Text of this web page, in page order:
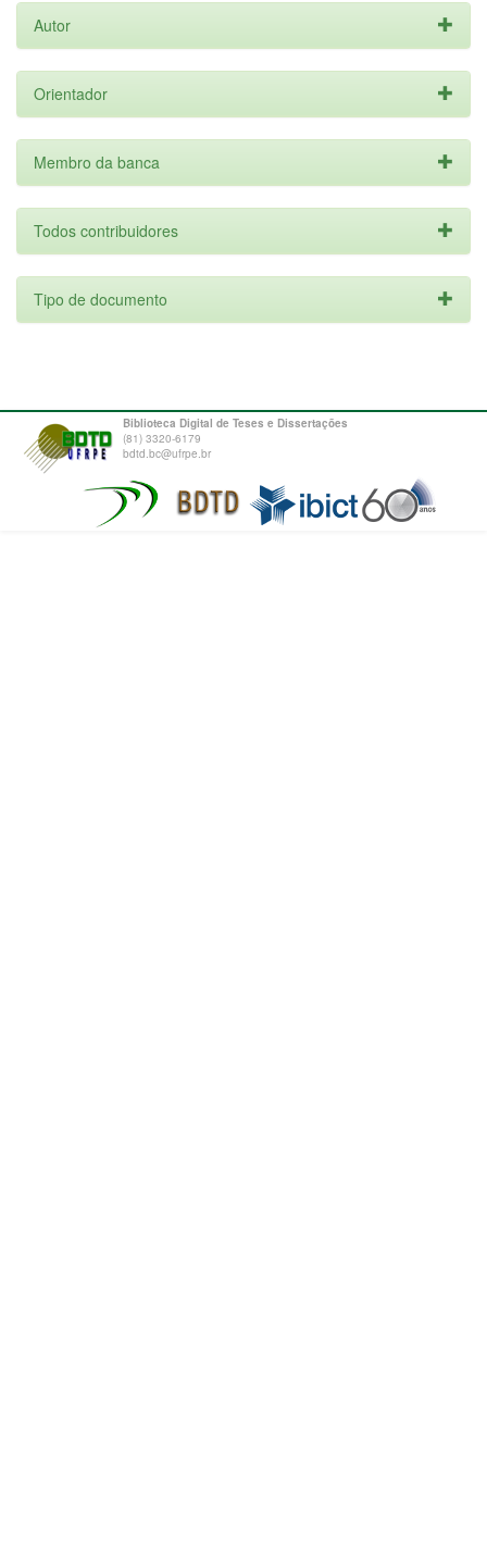
Autor
Orientador
Membro da banca
Todos contribuidores
Tipo de documento
Biblioteca Digital de Teses e Dissertações
(81) 3320-6179
bdtd.bc@ufrpe.br